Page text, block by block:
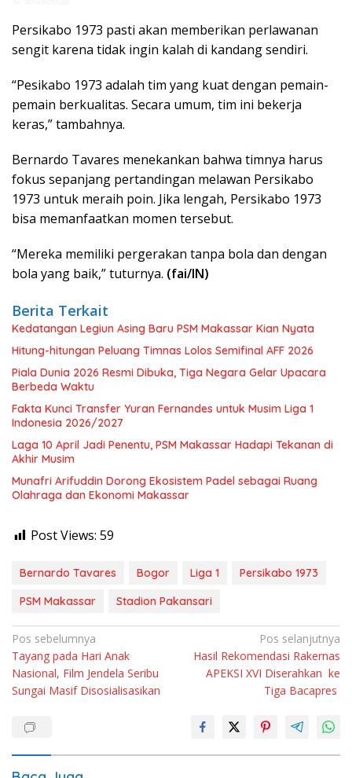
Persikabo 1973 pasti akan memberikan perlawanan
sengit karena tidak ingin kalah di kandang sendiri.
“Pesikabo 1973 adalah tim yang kuat dengan pemain-
pemain berkualitas. Secara umum, tim ini bekerja
keras,” tambahnya.
Bernardo Tavares menekankan bahwa timnya harus
fokus sepanjang pertandingan melawan Persikabo
1973 untuk meraih poin. Jika lengah, Persikabo 1973
bisa memanfaatkan momen tersebut.
“Mereka memiliki pergerakan tanpa bola dan dengan
bola yang baik,” tuturnya. (fai/IN)
Berita Terkait
Kedatangan Legiun Asing Baru PSM Makassar Kian Nyata
Hitung-hitungan Peluang Timnas Lolos Semifinal AFF 2026
Piala Dunia 2026 Resmi Dibuka, Tiga Negara Gelar Upacara
Berbeda Waktu
Fakta Kunci Transfer Yuran Fernandes untuk Musim Liga 1
Indonesia 2026/2027
Laga 10 April Jadi Penentu, PSM Makassar Hadapi Tekanan di
Akhir Musim
Munafri Arifuddin Dorong Ekosistem Padel sebagai Ruang
Olahraga dan Ekonomi Makassar
Post Views: 59
Bernardo Tavares Bogor Liga 1
Persikabo 1973
PSM Makassar
Stadion Pakansari
Navigasi
pos
Pos sebelumnya
Tayang pada Hari Anak
Nasional, Film Jendela Seribu
Sungai Masif Disosialisasikan
Pos selanjutnya
Hasil Rekomendasi Rakernas
APEKSI XVI Diserahkan ke
Tiga Bacapres